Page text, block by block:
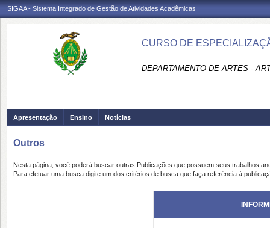
SIGAA - Sistema Integrado de Gestão de Atividades Acadêmicas
CURSO DE
DEPARTAMENTO DE ARTES -
Apresentação Ensino Notícias
Outros
Nesta página, você poderá buscar outras Publicações que possuem seus trabalhos
Para efetuar uma busca digite um dos critérios de busca que faça referência à